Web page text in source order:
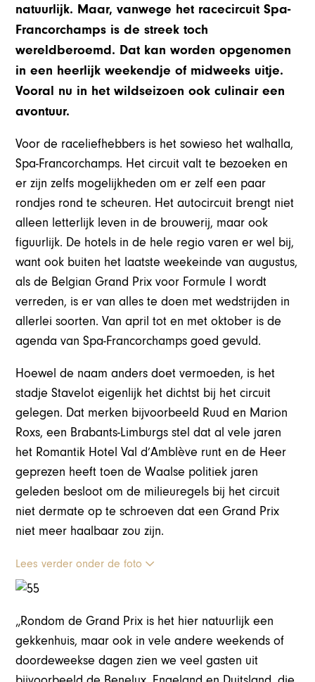
natuurlijk. Maar, vanwege het racecircuit Spa-
Francorchamps is de streek toch
wereldberoemd. Dat kan worden opgenomen
in een heerlijk weekendje of midweeks uitje.
Vooral nu in het wildseizoen ook culinair een
avontuur.
Voor de raceliefhebbers is het sowieso het walhalla,
Spa-Francorchamps. Het circuit valt te bezoeken en
er zijn zelfs mogelijkheden om er zelf een paar
rondjes rond te scheuren. Het autocircuit brengt niet
alleen letterlijk leven in de brouwerij, maar ook
figuurlijk. De hotels in de hele regio varen er wel bij,
want ook buiten het laatste weekeinde van augustus,
als de Belgian Grand Prix voor Formule I wordt
verreden, is er van alles te doen met wedstrijden in
allerlei soorten. Van april tot en met oktober is de
agenda van Spa-Francorchamps goed gevuld.
Hoewel de naam anders doet vermoeden, is het
stadje Stavelot eigenlijk het dichtst bij het circuit
gelegen. Dat merken bijvoorbeeld Ruud en Marion
Roxs, een Brabants-Limburgs stel dat al vele jaren
het Romantik Hotel Val d’Amblève runt en de Heer
geprezen heeft toen de Waalse politiek jaren
geleden besloot om de milieuregels bij het circuit
niet dermate op te schroeven dat een Grand Prix
niet meer haalbaar zou zijn.
Lees verder onder de foto
„Rondom de Grand Prix is het hier natuurlijk een
gekkenhuis, maar ook in vele andere weekends of
doordeweekse dagen zien we veel gasten uit